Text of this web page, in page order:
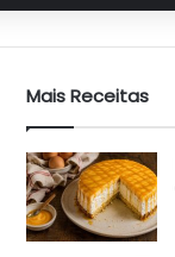
Mais Receitas